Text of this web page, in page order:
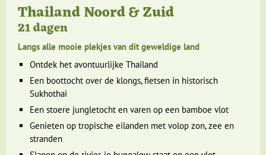
Thailand Noord & Zuid
21 dagen
Langs alle mooie plekjes van dit geweldige land
Ontdek het avontuurlijke Thailand
Een boottocht over de klongs, fietsen in historisch
Sukhothai
Een stoere jungletocht en varen op een bamboe vlot
Genieten op tropische eilanden met volop zon, zee en
stranden